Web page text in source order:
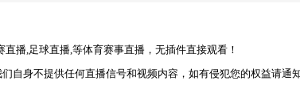
播,足球直播,等体育赛事直播，无插件直接观看！
身不提供任何直播信号和视频内容，如有侵犯您的权益请通